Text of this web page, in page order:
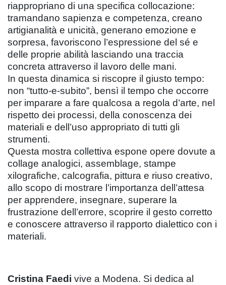
riappropriano di una specifica collocazione:
tramandano sapienza e competenza, creano
artigianalità e unicità, generano emozione e
sorpresa, favoriscono l’espressione del sé e
delle proprie abilità lasciando una traccia
concreta attraverso il lavoro delle mani.
In questa dinamica si riscopre il giusto tempo:
non “tutto-e-subito”, bensì il tempo che occorre
per imparare a fare qualcosa a regola d’arte, nel
rispetto dei processi, della conoscenza dei
materiali e dell’uso appropriato di tutti gli
strumenti.
Questa mostra collettiva espone opere dovute a
collage analogici, assemblage, stampe
xilografiche, calcografia, pittura e riuso creativo,
allo scopo di mostrare l’importanza dell’attesa
per apprendere, insegnare, superare la
frustrazione dell’errore, scoprire il gesto corretto
e conoscere attraverso il rapporto dialettico con i
materiali.
Cristina Faedi vive a Modena. Si dedica al